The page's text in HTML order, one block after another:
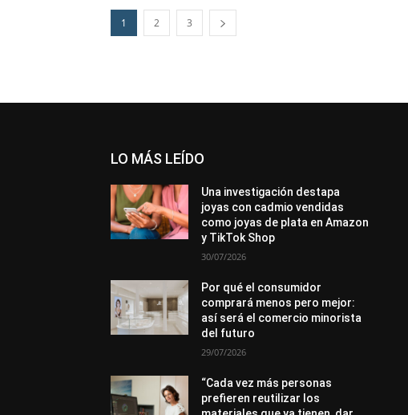
1 2 3
LO MÁS LEÍDO
Una investigación destapa
joyas con cadmio vendidas
como joyas de plata en Amazon
y TikTok Shop
30/07/2026
Por qué el consumidor
comprará menos pero mejor:
así será el comercio minorista
del futuro
29/07/2026
“Cada vez más personas
prefieren reutilizar los